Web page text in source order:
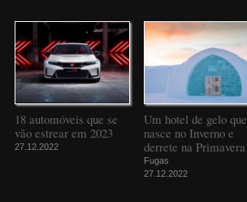
18 automóveis que se
vão estrear em 2023
27.12.2022
Um hotel de gelo que
nasce no Inverno e
derrete na Primavera
Fugas
27.12.2022